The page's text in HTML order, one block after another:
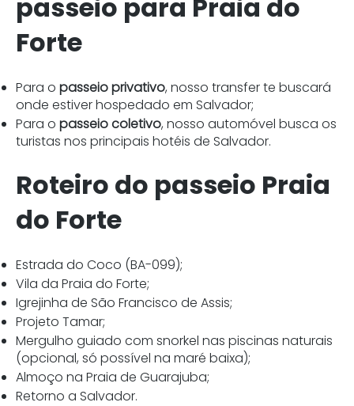
passeio para Praia do
Forte
Para o passeio privativo, nosso transfer te buscará
onde estiver hospedado em Salvador;
Para o passeio coletivo, nosso automóvel busca os
turistas nos principais hotéis de Salvador.
Roteiro do passeio Praia
do Forte
Estrada do Coco (BA-099);
Vila da Praia do Forte;
Igrejinha de São Francisco de Assis;
Projeto Tamar;
Mergulho guiado com snorkel nas piscinas naturais
(opcional, só possível na maré baixa);
Almoço na Praia de Guarajuba;
Retorno a Salvador.